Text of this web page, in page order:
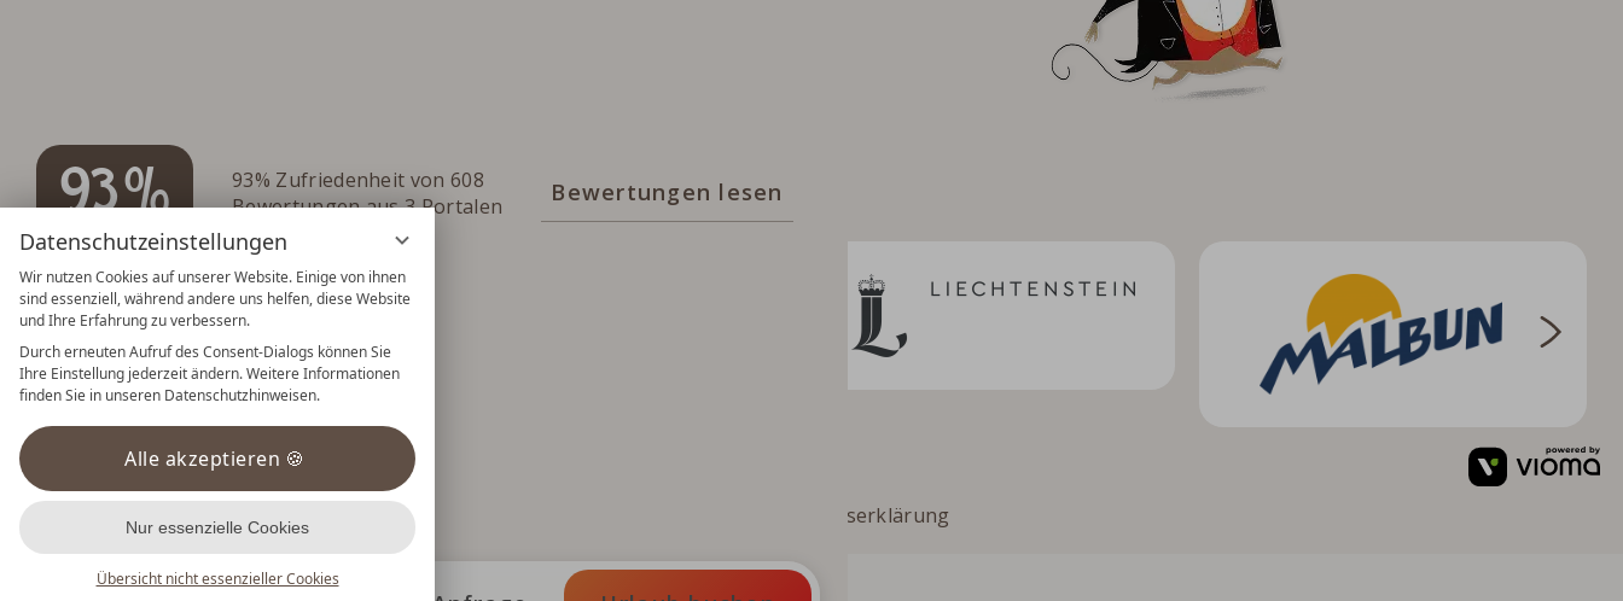
Datenschutzeinstellungen
Wir nutzen Cookies auf unserer Website. Einige von ihnen
sind essenziell, während andere uns helfen, diese Website
und Ihre Erfahrung zu verbessern.
Durch erneuten Aufruf des Consent-Dialogs können Sie
Ihre Einstellung jederzeit ändern. Weitere Informationen
finden Sie in unseren Datenschutzhinweisen.
Alle akzeptieren
Nur essenzielle Cookies
Übersicht nicht essenzieller Cookies
93%
93% Zufriedenheit von 608
Bewertungen aus 3 Portalen
Bewertungen lesen
Datenschutz Datenschutzeinstellungen Barrierefreiheitserklärung